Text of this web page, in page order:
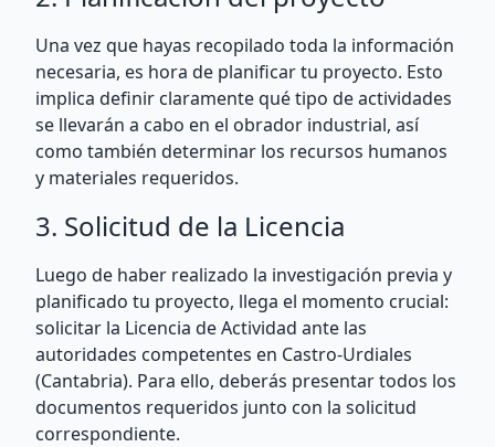
Una vez que hayas recopilado toda la información
necesaria, es hora de planificar tu proyecto. Esto
implica definir claramente qué tipo de actividades
se llevarán a cabo en el obrador industrial, así
como también determinar los recursos humanos
y materiales requeridos.
3. Solicitud de la Licencia
Luego de haber realizado la investigación previa y
planificado tu proyecto, llega el momento crucial:
solicitar la Licencia de Actividad ante las
autoridades competentes en Castro-Urdiales
(Cantabria). Para ello, deberás presentar todos los
documentos requeridos junto con la solicitud
correspondiente.